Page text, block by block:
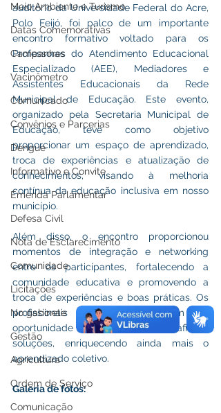
Meio Ambiente e Turismo
Datas Comemorativas
Campanhas
Vacinômetro
Comunicado
Convênios e Parcerias
Dengue
Informativo e Convite
Emenda Parlamentar
Defesa Civil
Nota de Esclarecimento
Comunidade
Licitações
No gabinete
Gestão
Agricultura
Ordem de Serviço
Comunicação
auditório da Universidade Federal do Acre,
Polo Feijó, foi palco de um importante
encontro formativo voltado para os
Professores do Atendimento Educacional
Especializado (AEE), Mediadores e
Assistentes Educacionais da Rede
Municipal de Educação. Este evento,
organizado pela Secretaria Municipal de
Educação, teve como objetivo
proporcionar um espaço de aprendizado,
troca de experiências e atualização de
conhecimentos, visando à melhoria
contínua da educação inclusiva em nosso
município.
Além disso, o encontro proporcionou
momentos de integração e networking
entre os participantes, fortalecendo a
comunidade educativa e promovendo a
troca de experiências e boas práticas. Os
profissionais presentes tiveram a
oportunidade de compartilhar desafios e
soluções, enriquecendo ainda mais o
aprendizado coletivo.
Galeria de fotos: